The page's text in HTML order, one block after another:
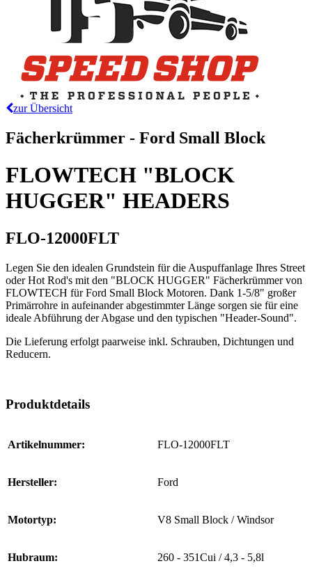
zur Übersicht
Fächerkrümmer - Ford Small Block
FLOWTECH "BLOCK
HUGGER" HEADERS
FLO-12000FLT
Legen Sie den idealen Grundstein für die Auspuffanlage Ihres Street
oder Hot Rod's mit den "BLOCK HUGGER" Fächerkrümmer von
FLOWTECH für Ford Small Block Motoren. Dank 1-5/8" großer
Primärrohre in aufeinander abgestimmter Länge sorgen sie für eine
ideale Abführung der Abgase und den typischen "Header-Sound".
Die Lieferung erfolgt paarweise inkl. Schrauben, Dichtungen und
Reducern.
Produktdetails
Artikelnummer: FLO-12000FLT
Hersteller: Ford
Motortyp: V8 Small Block / Windsor
Hubraum: 260 - 351Cui / 4,3 - 5,8l